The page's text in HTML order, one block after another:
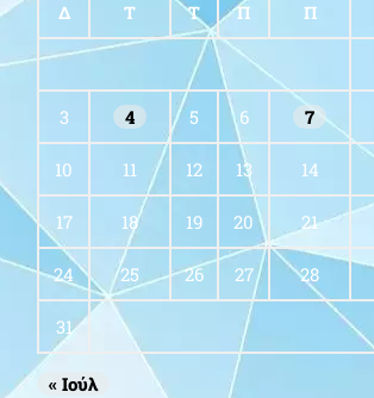
Δ Τ Τ Π Π
3 4 5 6 7
10 11 12 13 14
17 18 19 20 21
24 25 26 27 28
31
« Ιούλ